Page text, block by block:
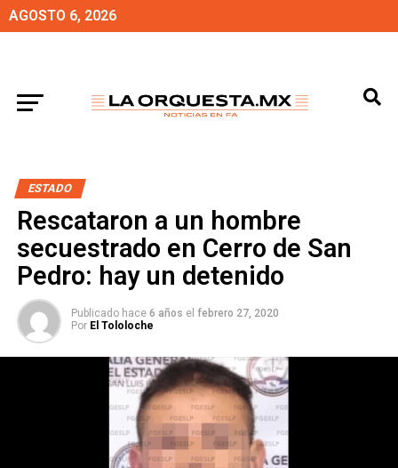
AGOSTO 6, 2026
ESTADO
Rescataron a un hombre
secuestrado en Cerro de San
Pedro: hay un detenido
Publicado hace 6 años el febrero 27, 2020
Por El Tololoche